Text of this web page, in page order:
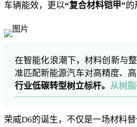
车辆能效，更以“复合材料铠甲”
在智能化浪潮下，材料创新与
准匹配新能源汽车对高精度、
行业低碳转型树立标杆。 从树
荣威D6的诞生，不仅是一场材料